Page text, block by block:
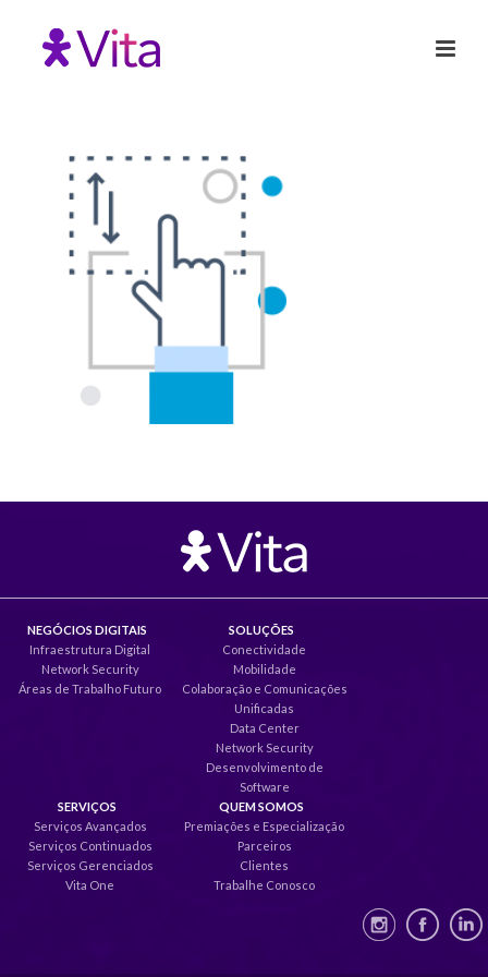
NEGÓCIOS DIGITAIS
Infraestrutura Digital
Network Security
Áreas de Trabalho Futuro
SOLUÇÕES
Conectividade
Mobilidade
Colaboração e Comunicações
Unificadas
Data Center
Network Security
Desenvolvimento de
Software
SERVIÇOS
Serviços Avançados
Serviços Continuados
Serviços Gerenciados
Vita One
QUEM SOMOS
Premiações e Especialização
Parceiros
Clientes
Trabalhe Conosco